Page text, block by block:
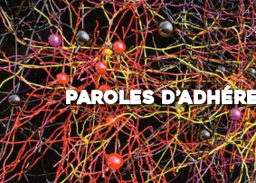
Homme
Immortalité ?
Question sociale
Risques
L’association
Paroles